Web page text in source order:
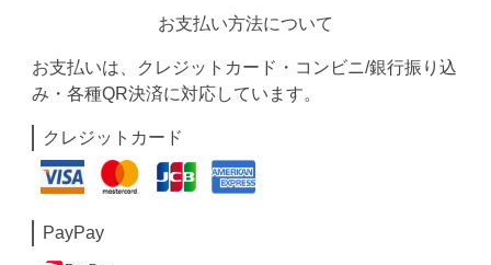
お支払い方法について
お支払いは、クレジットカード・コンビニ/銀行振り込
み・各種QR決済に対応しています。
クレジットカード
PayPay